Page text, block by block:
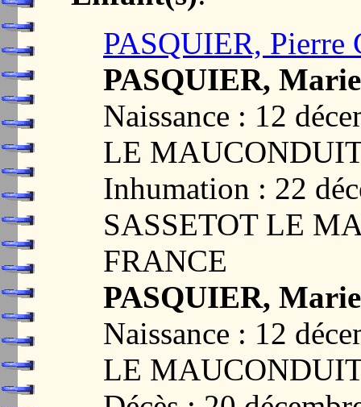
PASQUIER, Pierre
PASQUIER,
Naissance : 12
LE
Inhumation : 22
SASSETOT LE
FRANCE
PASQUIER,
Naissance : 12
LE